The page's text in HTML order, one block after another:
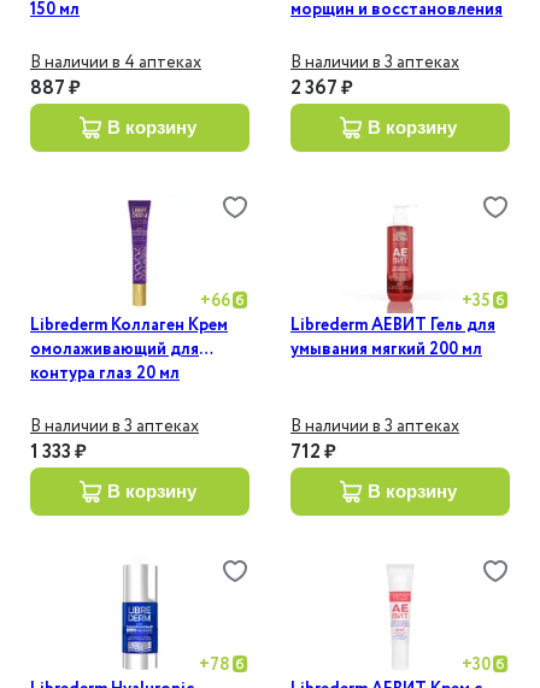
150 мл
В наличии в 4 аптеках
887 ₽
в корзину
морщин и восстановления
В наличии в 3 аптеках
2 367 ₽
в корзину
+66
Librederm Коллаген Крем
омолаживающий для
контура глаз 20 мл
В наличии в 3 аптеках
1 333 ₽
в корзину
+35
Librederm АЕВИТ Гель для
умывания мягкий 200 мл
В наличии в 3 аптеках
712 ₽
в корзину
+ 78
+30